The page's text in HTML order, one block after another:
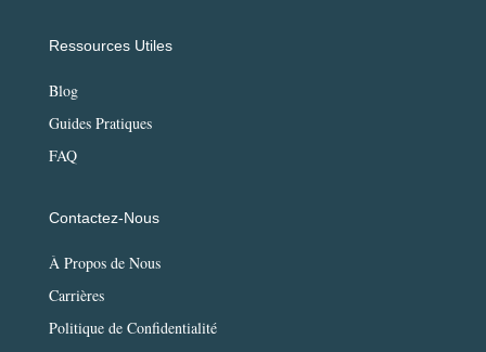
Ressources Utiles
Blog
Guides Pratiques
FAQ
Contactez-Nous
À Propos de Nous
Carrières
Politique de Confidentialité